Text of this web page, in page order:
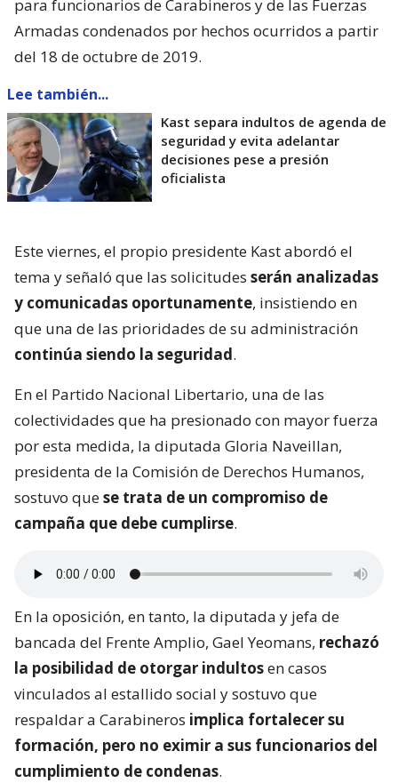
para funcionarios de Carabineros y de las Fuerzas
Armadas condenados por hechos ocurridos a partir
del 18 de octubre de 2019.
Lee también...
Kast separa indultos de agenda de
seguridad y evita adelantar
decisiones pese a presión
oficialista
Este viernes, el propio presidente Kast abordó el
tema y señaló que las solicitudes serán analizadas
y comunicadas oportunamente, insistiendo en
que una de las prioridades de su administración
continúa siendo la seguridad.
En el Partido Nacional Libertario, una de las
colectividades que ha presionado con mayor fuerza
por esta medida, la diputada Gloria Naveillan,
presidenta de la Comisión de Derechos Humanos,
sostuvo quese trata de un compromiso de
campaña que debe cumplirse.
En la oposición, en tanto, la diputada y jefa de
bancada del Frente Amplio, Gael Yeomans, rechazó
la posibilidad de otorgar indultosen casos
vinculados al estallido social y sostuvo que
respaldar a Carabineros implica fortalecer su
formación, pero no eximir a sus funcionarios del
cumplimiento de condenas.